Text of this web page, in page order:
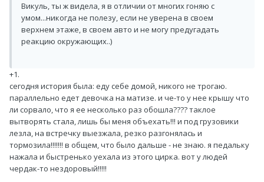
Викуль, ты ж видела, я в отличии от многих гоняю с
умом...никогда не полезу, если не уверена в своем
верхнем этаже, в своем авто и не могу предугадать
реакцию окружающих..)
+1.
сегодня история была: еду себе домой, никого не трогаю.
параллельно едет девочка на матизе. и че-то у нее крышу что
ли сорвало, что я ее несколько раз обошла???? таклое
вытворять стала, лишь бы меня объехать!!! и под грузовики
лезла, на встречку выезжала, резко разгонялась и
тормозила!!!!!!! в общем, что было дальше - не знаю. я педальку
нажала и быстренько уехала из этого цирка. вот у людей
чердак-то нездоровый!!!!!